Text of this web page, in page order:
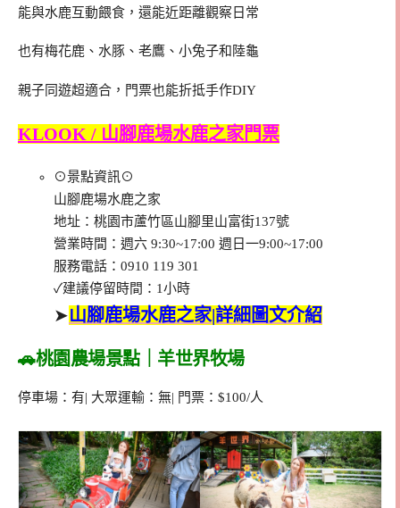
能與水鹿互動餵食，還能近距離觀察日常
也有梅花鹿、水豚、老鷹、小兔子和陸龜
親子同遊超適合，門票也能折抵手作DIY
KLOOK / 山腳鹿場水鹿之家門票
⊙景點資訊⊙
山腳鹿場水鹿之家
地址：桃園市蘆竹區山腳里山富街137號
營業時間：週六 9:30~17:00 週日一9:00~17:00
服務電話：0910 119 301
✓建議停留時間：1小時
➤山腳鹿場水鹿之家|詳細圖文介紹
🚗桃園農場景點｜羊世界牧場
停車場：有| 大眾運輸：無| 門票：$100/人